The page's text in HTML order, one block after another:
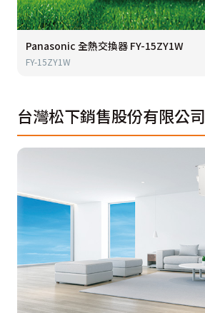
Panasonic 全熱交換器 FY-15ZY1W
FY-15ZY1W
台灣松下銷售股份有限公司